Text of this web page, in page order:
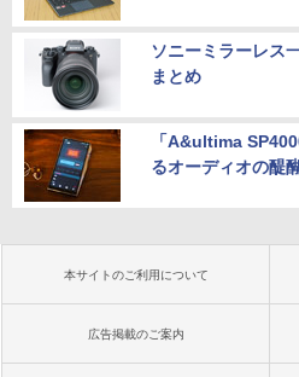
ソニーミラーレス
まとめ
「A&ultima
るオーディオの醍
本サイトのご利用について
広告掲載のご案内